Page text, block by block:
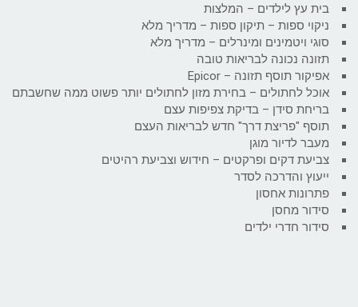
בית עץ לילדים – המלצות
ניקוי ספות – תיקון ספות – מדריך מלא
סוגי ויטמינים ומינרלים – מדריך מלא
תזונה נכונה לבריאות טובה
אפיקור תוסף תזונה – Epicor
אוכל לחתולים – בחירת מזון לחתולים יותר פשוט ממה שחשבתם
בריחת סידן – בדיקת צפיפות עצם
תוסף "פריצת דרך" חדש לבריאות העצם
מעבר לדיור מוגן
צביעת דקים ופרקטים – חידוש וצביעת רהיטים
ייעוץ והדרכה לסדר
פתרונות אחסון
סידור מחסן
סידור חדרי ילדים